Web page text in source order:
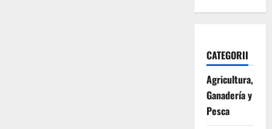
CATEGORII
Agricultura,
Ganadería y
Pesca